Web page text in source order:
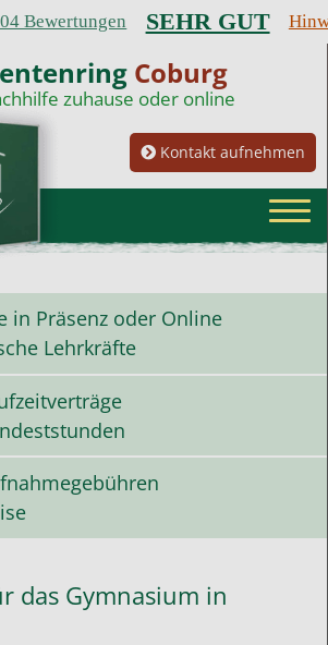
Bewertungen SEHR GUT
Coburg
zuhause oder online
Kontakt aufnehmen
in Präsenz oder Online
Lehrkräfte
das Gymnasium in